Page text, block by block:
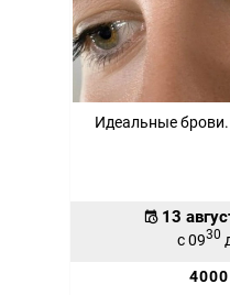
Идеальные
13
с 0930
4000